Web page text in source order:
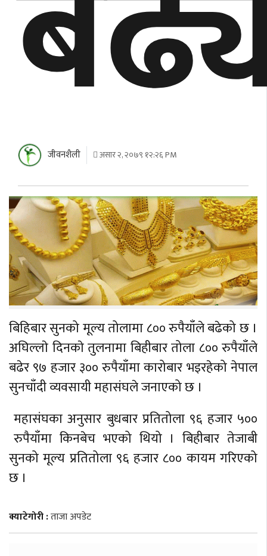
जीवनशैली असार २, २०७९ १२:२६ PM
बिहिबार सुनको मूल्य तोलामा ८०० रुपैयाँले बढेको छ ।
अघिल्लाे दिनकाे तुलनामा बिहीबार तोला ८०० रुपैयाँले
बढेर ९७ हजार ३०० रुपैयाँमा कारोबार भइरहेको नेपाल
सुनचाँदी व्यवसायी महासंघले जनाएको छ ।
महासंघका अनुसार बुधबार प्रतितोला ९६ हजार ५००
रुपैयाँमा किनबेच भएको थियो । बिहीबार तेजाबी
सुनको मूल्य प्रतितोला ९६ हजार ८०० कायम गरिएको
छ ।
क्याटेगोरी :ताजा अपडेट